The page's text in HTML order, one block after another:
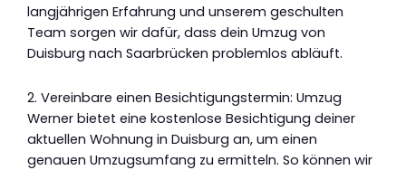
langjährigen Erfahrung und unserem geschulten
Team sorgen wir dafür, dass dein Umzug von
Duisburg nach Saarbrücken problemlos abläuft.
2. Vereinbare einen Besichtigungstermin: Umzug
Werner bietet eine kostenlose Besichtigung deiner
aktuellen Wohnung in Duisburg an, um einen
genauen Umzugsumfang zu ermitteln. So können wir